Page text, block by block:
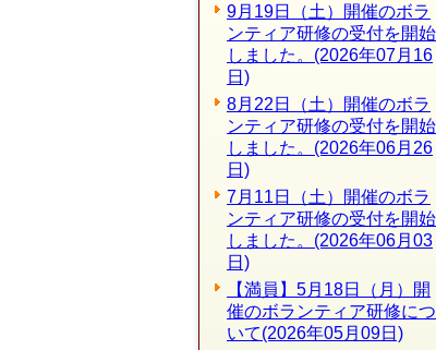
9月19日（土）開催のボラ
ンティア研修の受付を開始
しました。(2026年07月16
日)
8月22日（土）開催のボラ
ンティア研修の受付を開始
しました。(2026年06月26
日)
7月11日（土）開催のボラ
ンティア研修の受付を開始
しました。(2026年06月03
日)
【満員】5月18日（月）開
催のボランティア研修につ
いて(2026年05月09日)